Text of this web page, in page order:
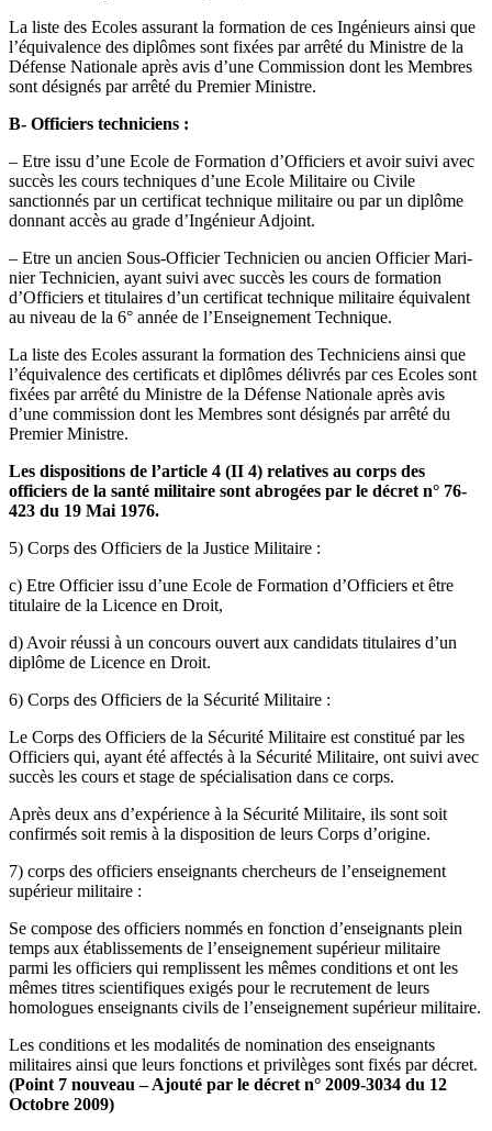
La liste des Ecoles assurant la formation de ces Ingénieurs ainsi que
l’équivalence des diplômes sont fixées par arrêté du Ministre de la
Défense Nationale après avis d’une Commission dont les Membres
sont désignés par arrêté du Premier Ministre.
B- Officiers techniciens :
– Etre issu d’une Ecole de Formation d’Officiers et avoir suivi avec
succès les cours techniques d’une Ecole Militaire ou Civile
sanctionnés par un certificat technique militaire ou par un diplôme
donnant accès au grade d’Ingénieur Adjoint.
– Etre un ancien Sous-Officier Technicien ou ancien Officier Mari­
nier Technicien, ayant suivi avec succès les cours de formation
d’Of­ficiers et titulaires d’un certificat technique militaire équivalent
au niveau de la 6° année de l’Enseignement Technique.
La liste des Ecoles assurant la formation des Techniciens ainsi que
l’équivalence des certificats et diplômes délivrés par ces Ecoles sont
fixées par arrêté du Ministre de la Défense Nationale après avis
d’une commission dont les Membres sont désignés par arrêté du
Premier Ministre.
Les dispositions de l’article 4 (II 4) relatives au corps des
officiers de la santé militaire sont abrogées par le décret n° 76-
423 du 19 Mai 1976.
5) Corps des Officiers de la Justice Militaire :
c) Etre Officier issu d’une Ecole de Formation d’Officiers et être
titulaire de la Licence en Droit,
d) Avoir réussi à un concours ouvert aux candidats titulaires d’un
diplôme de Licence en Droit.
6) Corps des Officiers de la Sécurité Militaire :
Le Corps des Officiers de la Sécurité Militaire est constitué par les
Officiers qui, ayant été affectés à la Sécurité Militaire, ont suivi avec
succès les cours et stage de spécialisation dans ce corps.
Après deux ans d’expérience à la Sécurité Militaire, ils sont soit
confirmés soit remis à la disposition de leurs Corps d’origine.
7) corps des officiers enseignants chercheurs de l’enseignement
supérieur militaire :
Se compose des officiers nommés en fonction d’enseignants plein
temps aux établissements de l’enseignement supérieur militaire
parmi les officiers qui remplissent les mêmes conditions et ont les
mêmes titres scientifiques exigés pour le recrutement de leurs
homologues enseignants civils de l’enseignement supérieur militaire.
Les conditions et les modalités de nomination des enseignants
militaires ainsi que leurs fonctions et privilèges sont fixés par décret.
(Point 7 nouveau – Ajouté par le décret n° 2009-3034 du 12
Octobre 2009)